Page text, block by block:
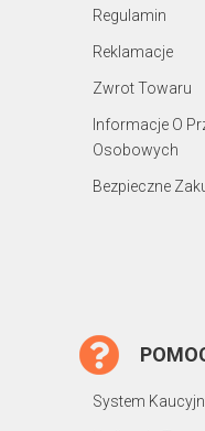
Regulamin
Reklamacje
Zwrot Towaru
Informacje O
Osobowych
Bezpieczne
System